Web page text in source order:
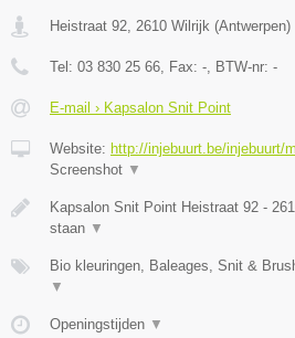
Heistraat 92, 2610 Wilrijk (Antwerpen)
Tel: 03 830 25 66, Fax: -, BTW-nr: -
E-mail › Kapsalon Snit Point
Website: http://injebuurt.be/injebuurt/
Screenshot ▼
Kapsalon Snit Point Heistraat 92 -
staan ▼
Bio kleuringen, Baleages, Snit &
▼
Openingstijden ▼